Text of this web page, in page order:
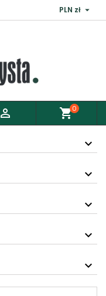
PLN zł 
 shopping_cart0